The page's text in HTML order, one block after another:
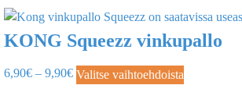
KONG Squeezz vinkupallo
6,90€ – 9,90€ Valitse vaihtoehdoista